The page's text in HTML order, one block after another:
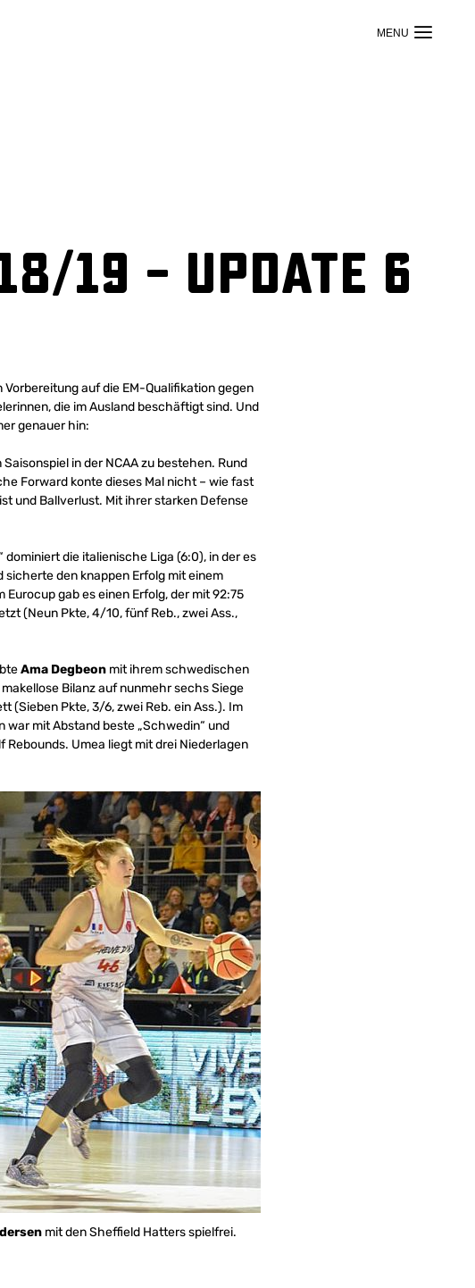
19 – Update 6
auf die EM-Qualifikation gegen
die im Ausland beschäftigt sind. Und
genauer hin:
in der NCAA zu bestehen. Rund
Forward konte dieses Mal nicht – wie fast
und Ballverlust. Mit ihrer starken Defense
dominiert die italienische Liga (6:0), in der es
den knappen Erfolg mit einem
Eurocup gab es einen Erfolg, der mit 92:75
(Neun Pkte, 4/10, fünf Reb., zwei Ass.,
Ama Degbeon mit ihrem schwedischen
Bilanz auf nunmehr sechs Siege
(Sieben Pkte, 3/6, zwei Reb. ein Ass.). Im
war mit Abstand beste „Schwedin“ und
Rebounds. Umea liegt mit drei Niederlagen
mit den Sheffield Hatters spielfrei.